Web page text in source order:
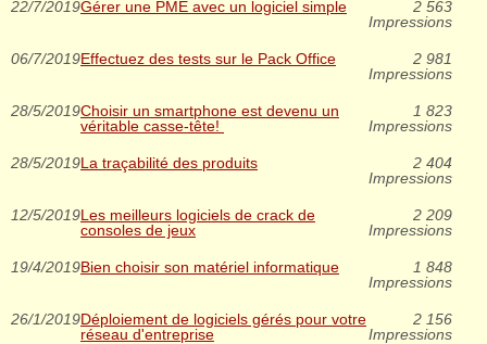
22/7/2019Gérer une PME avec un logiciel simple
2 563
Impressions
06/7/2019Effectuez des tests sur le Pack Office
2 981
Impressions
28/5/2019Choisir un smartphone est devenu un
véritable casse-tête!
1 823
Impressions
28/5/2019La traçabilité des produits
2 404
Impressions
12/5/2019Les meilleurs logiciels de crack de
consoles de jeux
2 209
Impressions
19/4/2019Bien choisir son matériel informatique
1 848
Impressions
26/1/2019Déploiement de logiciels gérés pour votre
réseau d'entreprise
2 156
Impressions